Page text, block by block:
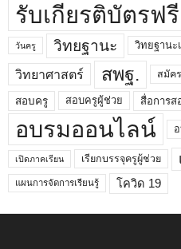
รับเกียรติบัตรฟรี
วันครู วิทยฐานะ วิทยฐาน
วิทยาศาสตร์ สพฐ. สมัค
สอบครู สอบครูผู้ช่วย สื่อการส
อบรมออนไลน์
เปิดภาคเรียน เรียกบรรจุครูผู้ช่วย
แผนการจัดการเรียนรู้ โควิด 19